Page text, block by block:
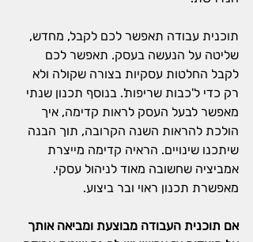
תוכנית עבודה תאפשר לכם לקבל, מחדש,
שליטה על הנעשה בעסק. תאפשר לכם
לקבל החלטות עסקיות בצורה שקולה ולא
רק כדי ל'כבות שריפות'. בנוסף תכנון שנתי
מאפשר לבעל העסק לראות קדימה, איך
הולכת להראות השנה הקרובה, תוך הבנה
שיתכנו שינויים. הראיה קדימה מייצרת
אמביציה שחשובה מאוד לניהול עסקי.
מאפשרת תכנון ראוי ובר ביצוע.
אם תוכנית העבודה מבוצעת ומביאה אותך